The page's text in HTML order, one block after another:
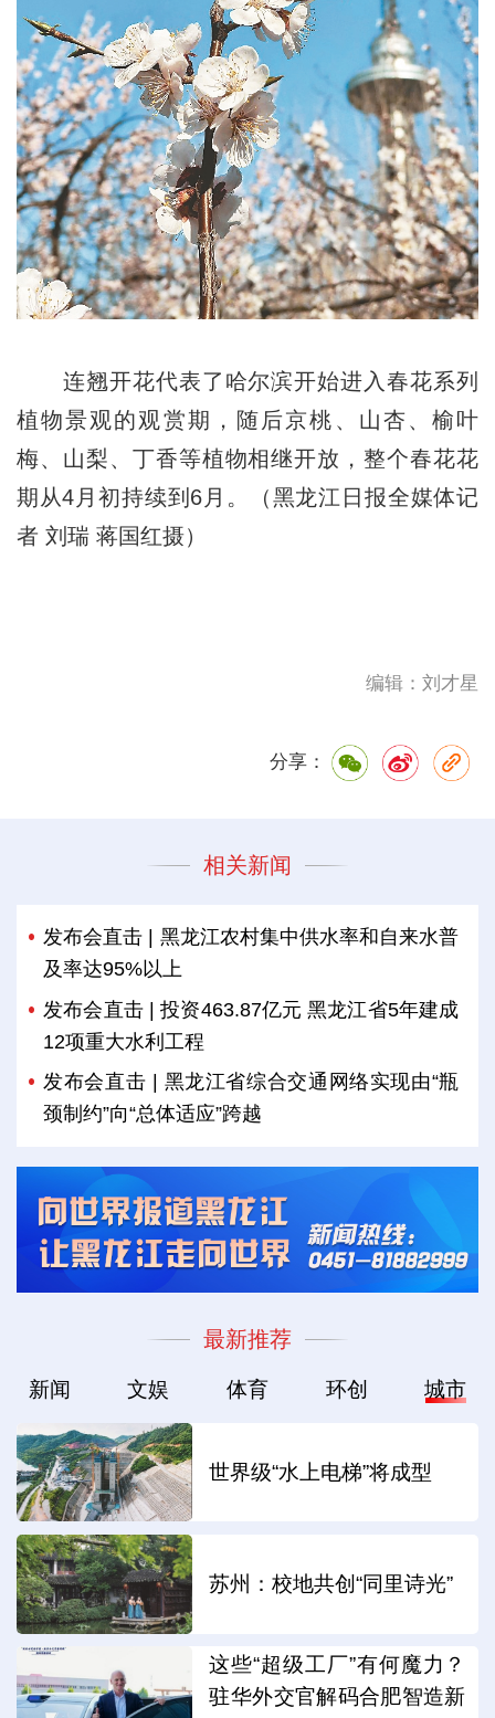
连翘开花代表了哈尔滨开始进入春花系列
植物景观的观赏期，随后京桃、山杏、榆叶
梅、山梨、丁香等植物相继开放，整个春花花
期从4月初持续到6月。（黑龙江日报全媒体记
者 刘瑞 蒋国红摄）
编辑：刘才星
分享：
相关新闻
发布会直击 | 黑龙江农村集中供水率和自来水普
及率达95%以上
发布会直击 | 投资463.87亿元 黑龙江省5年建成
12项重大水利工程
发布会直击 | 黑龙江省综合交通网络实现由“瓶
颈制约”向“总体适应”跨越
最新推荐
新闻 文娱 体育 环创 城市
世界级“水上电梯”将成型
苏州：校地共创“同里诗光”
这些“超级工厂”有何魔力？
驻华外交官解码合肥智造新